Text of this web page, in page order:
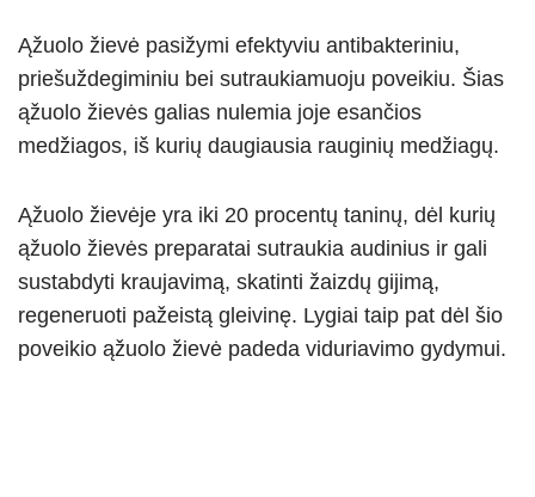
Ąžuolo žievė pasižymi efektyviu antibakteriniu,
priešuždegiminiu bei sutraukiamuoju poveikiu. Šias
ąžuolo žievės galias nulemia joje esančios
medžiagos, iš kurių daugiausia rauginių medžiagų.
Ąžuolo žievėje yra iki 20 procentų taninų, dėl kurių
ąžuolo žievės preparatai sutraukia audinius ir gali
sustabdyti kraujavimą, skatinti žaizdų gijimą,
regeneruoti pažeistą gleivinę. Lygiai taip pat dėl šio
poveikio ąžuolo žievė padeda viduriavimo gydymui.